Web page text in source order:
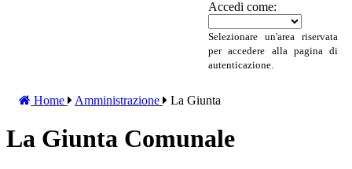
Accedi come:
Selezionare un'area riservata
per accedere alla pagina di
autenticazione.
Home Amministrazione La Giunta
La Giunta Comunale